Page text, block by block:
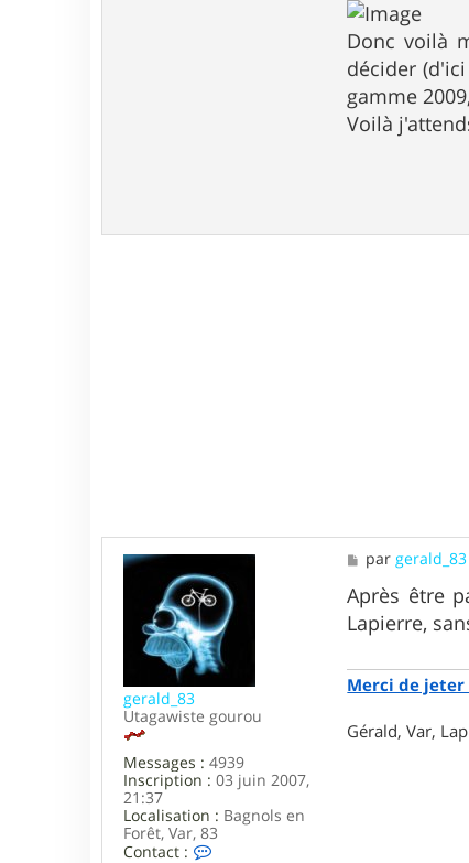
Donc voilà
décider
gamme
Voilà
gerald_83
Utagawiste gourou
Messages : 4939
Inscription : 03 juin 2007,
21:37
Localisation : Bagnols en
Forêt, Var, 83
Contact :
M
e
s
s
a
par gerald_83
Après être
Lapierre,
Merci de jeter
Gérald, Var,